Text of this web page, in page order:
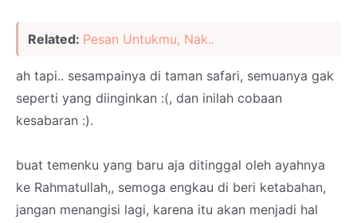
Related: Pesan Untukmu, Nak..
ah tapi.. sesampainya di taman safari, semuanya gak
seperti yang diinginkan :(, dan inilah cobaan
kesabaran :).
buat temenku yang baru aja ditinggal oleh ayahnya
ke Rahmatullah,, semoga engkau di beri ketabahan,
jangan menangisi lagi, karena itu akan menjadi hal